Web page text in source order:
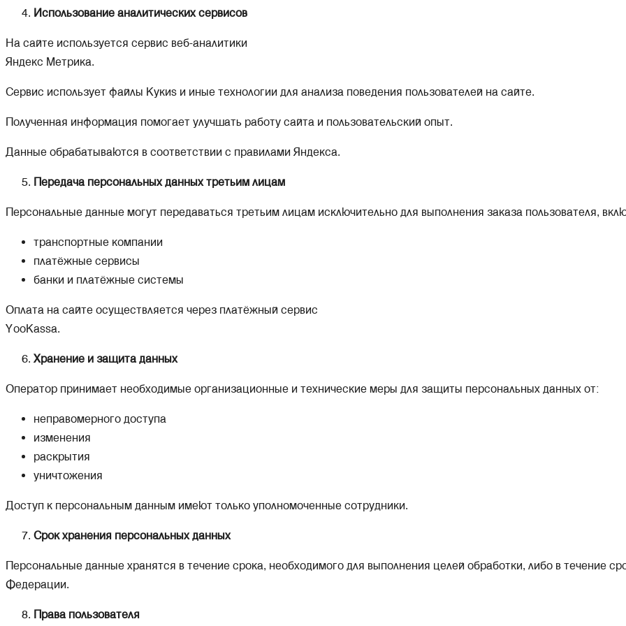
Использование аналитических сервисов
На сайте используется сервис веб-аналитики
Яндекс Метрика.
Сервис использует файлы Кукиs и иные технологии для анализа поведения пользователей на сайте.
Полученная информация помогает улучшать работу сайта и пользовательский опыт.
Данные обрабатываются в соответствии с правилами Яндекса.
Передача персональных данных третьим лицам
Персональные данные могут передаваться третьим лицам исключительно для выполнения заказа пользователя,
транспортные компании
платёжные сервисы
банки и платёжные системы
Оплата на сайте осуществляется через платёжный сервис
YooKassa.
Хранение и защита данных
Оператор принимает необходимые организационные и технические меры для защиты персональных данных от:
неправомерного доступа
изменения
раскрытия
уничтожения
Доступ к персональным данным имеют только уполномоченные сотрудники.
Срок хранения персональных данных
Персональные данные хранятся в течение срока, необходимого для выполнения целей обработки, либо в течение
Федерации.
Права пользователя